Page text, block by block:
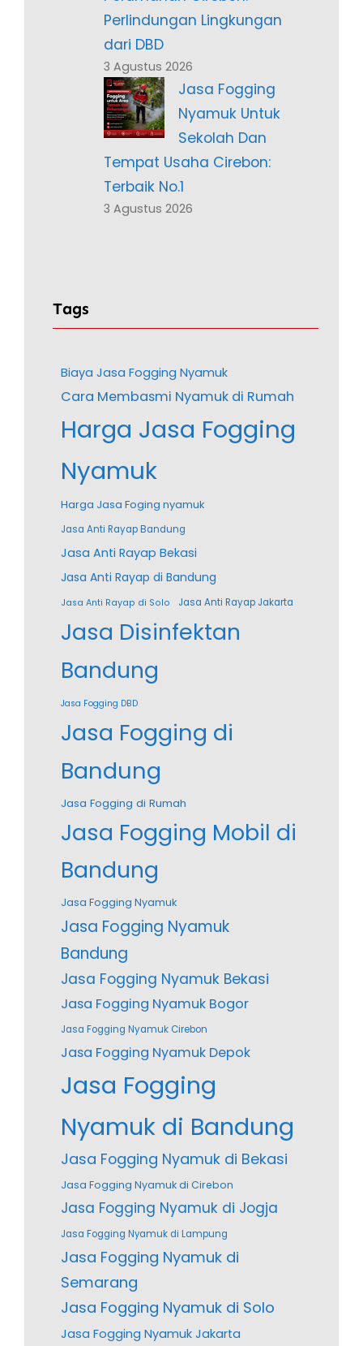
Perlindungan Lingkungan
dari DBD
3 Agustus 2026
Jasa Fogging
Nyamuk Untuk
Sekolah Dan
Tempat Usaha Cirebon:
Terbaik No.1
3 Agustus 2026
Tags
Biaya Jasa Fogging Nyamuk
Cara Membasmi Nyamuk di Rumah
Harga Jasa Fogging
Nyamuk
Harga Jasa Foging nyamuk
Jasa Anti Rayap Bandung
Jasa Anti Rayap Bekasi
Jasa Anti Rayap di Bandung
Jasa Anti Rayap di Solo Jasa Anti Rayap Jakarta
Jasa Disinfektan
Bandung
Jasa Fogging DBD
Jasa Fogging di
Bandung
Jasa Fogging di Rumah
Jasa Fogging Mobil di
Bandung
Jasa Fogging Nyamuk
Jasa Fogging Nyamuk
Bandung
Jasa Fogging Nyamuk Bekasi
Jasa Fogging Nyamuk Bogor
Jasa Fogging Nyamuk Cirebon
Jasa Fogging Nyamuk Depok
Jasa Fogging
Nyamuk di Bandung
Jasa Fogging Nyamuk di Bekasi
Jasa Fogging Nyamuk di Cirebon
Jasa Fogging Nyamuk di Jogja
Jasa Fogging Nyamuk di Lampung
Jasa Fogging Nyamuk di
Semarang
Jasa Fogging Nyamuk di Solo
Jasa Fogging Nyamuk Jakarta